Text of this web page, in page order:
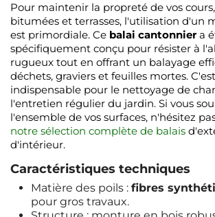
Pour maintenir la propreté de vos
bitumées et terrasses, l'utilisation d'un
est primordiale. Ce balai cantonniera
spécifiquement conçu pour résister à
rugueux tout en offrant un balayage
déchets, graviers et feuilles mortes.
indispensable pour le nettoyage de
l'entretien régulier du jardin. Si vous
l'ensemble de vos surfaces, n'hésitez
notre sélection complète de balais
d'intérieur.
Caractéristiques techniques
Matière des poils : fibres
pour gros travaux.